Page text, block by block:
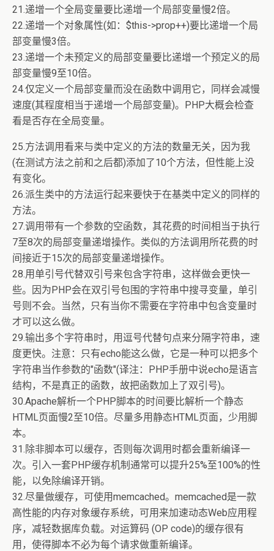
21.递增一个全局变量要比递增一个局部变量慢2倍。
22.递增一个对象属性(如：$this->prop++)要比递增一个局
部变量慢3倍。
23.递增一个未预定义的局部变量要比递增一个预定义的局
部变量慢9至10倍。
24.仅定义一个局部变量而没在函数中调用它，同样会减慢
速度(其程度相当于递增一个局部变量)。PHP大概会检查
看是否存在全局变量。
25.方法调用看来与类中定义的方法的数量无关，因为我
(在测试方法之前和之后都)添加了10个方法，但性能上没
有变化。
26.派生类中的方法运行起来要快于在基类中定义的同样的
方法。
27.调用带有一个参数的空函数，其花费的时间相当于执行
7至8次的局部变量递增操作。类似的方法调用所花费的时
间接近于15次的局部变量递增操作。
28.用单引号代替双引号来包含字符串，这样做会更快一
些。因为PHP会在双引号包围的字符串中搜寻变量，单引
号则不会。当然，只有当你不需要在字符串中包含变量时
才可以这么做。
29.输出多个字符串时，用逗号代替句点来分隔字符串，速
度更快。注意：只有echo能这么做，它是一种可以把多个
字符串当作参数的"函数"(译注：PHP手册中说echo是语言
结构，不是真正的函数，故把函数加上了双引号)。
30.Apache解析一个PHP脚本的时间要比解析一个静态
HTML页面慢2至10倍。尽量多用静态HTML页面，少用脚
本。
31.除非脚本可以缓存，否则每次调用时都会重新编译一
次。引入一套PHP缓存机制通常可以提升25%至100%的性
能，以免除编译开销。
32.尽量做缓存，可使用memcached。memcached是一款
高性能的内存对象缓存系统，可用来加速动态Web应用程
序，减轻数据库负载。对运算码 (OP code)的缓存很有
用，使得脚本不必为每个请求做重新编译。